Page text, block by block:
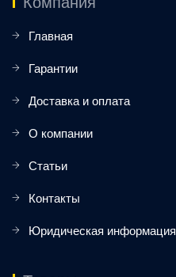
Главная
Гарантии
Доставка и оплата
О компании
Статьи
Контакты
Юридическая информация